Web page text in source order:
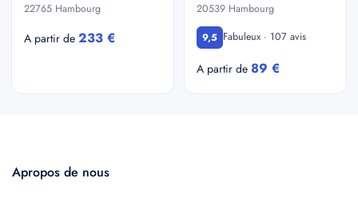
22765 Hambourg
A partir de 233 €
20539 Hambourg
9,5 Fabuleux · 107 avis
A partir de 89 €
Apropos de nous